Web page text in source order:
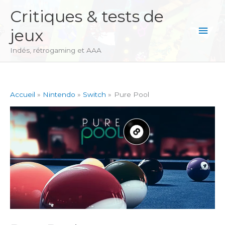
contenu
Critiques & tests de
jeux
Indés, rétrogaming et AAA
Accueil Nintendo Switch Pure Pool